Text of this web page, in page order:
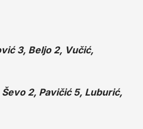
3, Beljo 2, Vučić,
2, Pavičić 5, Luburić,